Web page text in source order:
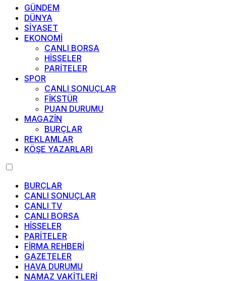
GÜNDEM
DÜNYA
SİYASET
EKONOMİ
CANLI BORSA
HİSSELER
PARİTELER
SPOR
CANLI SONUÇLAR
FİKSTÜR
PUAN DURUMU
MAGAZİN
BURÇLAR
REKLAMLAR
KÖŞE YAZARLARI
BURÇLAR
CANLI SONUÇLAR
CANLI TV
CANLI BORSA
HİSSELER
PARİTELER
FİRMA REHBERİ
GAZETELER
HAVA DURUMU
NAMAZ VAKİTLERİ